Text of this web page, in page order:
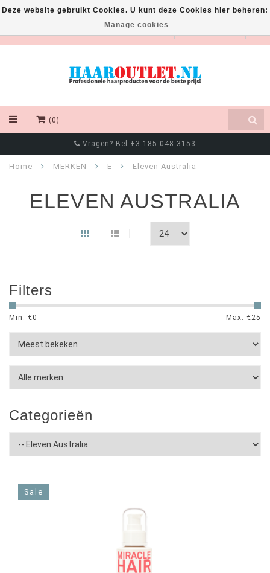
EUR
(0)
Vragen? Bel +3.185-048 3153
Home MERKEN E Eleven Australia
ELEVEN AUSTRALIA
Filters
Min: €0 Max: €25
Categorieën
Sale
Deze website gebruikt Cookies. U kunt deze Cookies hier beheren:
Manage cookies